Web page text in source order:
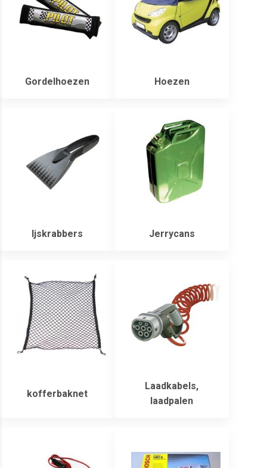
Gordelhoezen Hoezen
Ijskrabbers Jerrycans
kofferbaknet
Laadkabels,
laadpalen